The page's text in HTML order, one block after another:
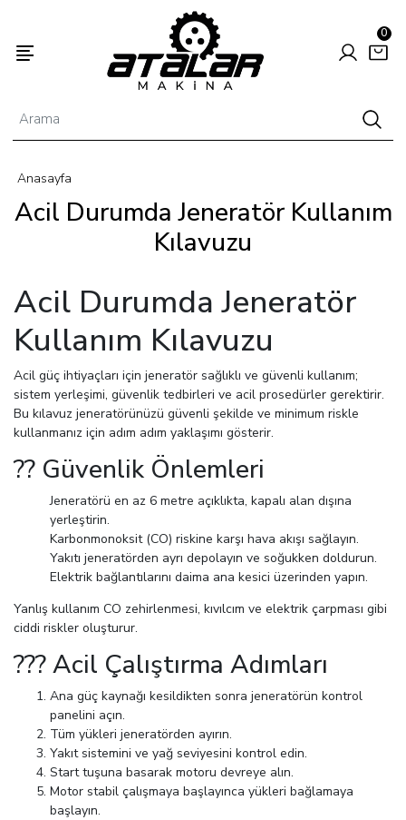
0
Acil Durumda Jeneratör Kullanım
Kılavuzu
Anasayfa
Acil Durumda Jeneratör
Kullanım Kılavuzu
Acil güç ihtiyaçları için jeneratör sağlıklı ve güvenli kullanım;
sistem yerleşimi, güvenlik tedbirleri ve acil prosedürler gerektirir.
Bu kılavuz jeneratörünüzü güvenli şekilde ve minimum riskle
kullanmanız için adım adım yaklaşımı gösterir.
?? Güvenlik Önlemleri
Jeneratörü en az 6 metre açıklıkta, kapalı alan dışına
yerleştirin.
Karbonmonoksit (CO) riskine karşı hava akışı sağlayın.
Yakıtı jeneratörden ayrı depolayın ve soğukken doldurun.
Elektrik bağlantılarını daima ana kesici üzerinden yapın.
Yanlış kullanım CO zehirlenmesi, kıvılcım ve elektrik çarpması gibi
ciddi riskler oluşturur.
??? Acil Çalıştırma Adımları
Ana güç kaynağı kesildikten sonra jeneratörün kontrol
panelini açın.
Tüm yükleri jeneratörden ayırın.
Yakıt sistemini ve yağ seviyesini kontrol edin.
Start tuşuna basarak motoru devreye alın.
Motor stabil çalışmaya başlayınca yükleri bağlamaya
başlayın.